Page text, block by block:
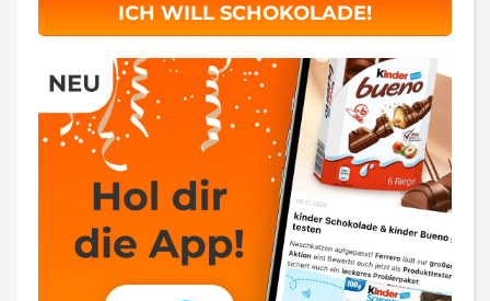
ICH WILL SCHOKOLADE!